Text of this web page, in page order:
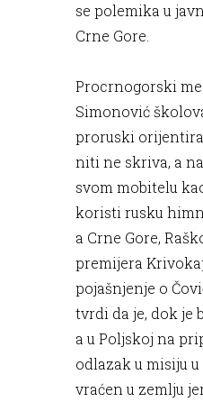
se polemika u
Crne Gore.
Procrnogorski
Simonović
proruski
niti ne skriva, a
svom mobitelu
koristi rusku
a Crne Gore,
premijera
pojašnjenje o
tvrdi da je, dok je
a u Poljskoj na
odlazak u misiju
vraćen u zemlju